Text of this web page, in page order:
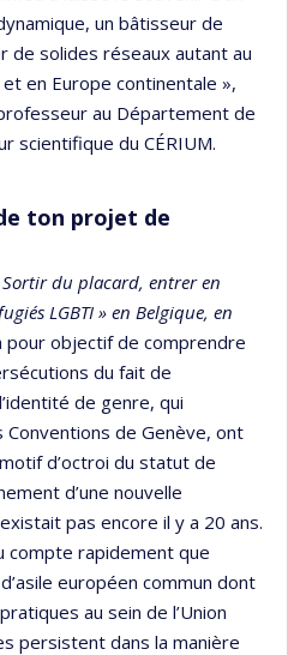
un bâtisseur de
de solides réseaux autant au
et en Europe continentale »,
au Département de
scientifique du CÉRIUM.
ton projet de
Sortir du placard, entrer en
LGBTI » en Belgique, en
pour objectif de comprendre
du fait de
de genre, qui
Conventions de Genève, ont
d’octroi du statut de
d’une nouvelle
pas encore il y a 20 ans.
compte rapidement que
européen commun dont
au sein de l’Union
persistent dans la manière